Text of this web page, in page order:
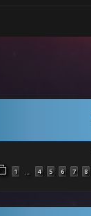
1 4 5 6 7 8